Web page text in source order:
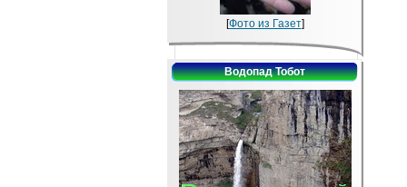
[Фото из Газет]
Водопад Тобот